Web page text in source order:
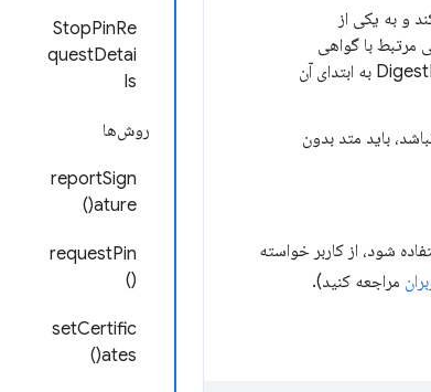
StopPinRe
questDetai
ls
روش‌ها
reportSign
ature()
requestPin
()
setCertific
ates()
و به یکی از
مرتبط با گواهی
ارجاع شده، امضایی برای داده‌های داده شده ایجاد کند. ایجاد امضا ممکن است نیاز به افزودن یک DigestInfo به ابتدای آن
باید متد بدون
شود، از کاربر خواسته
مراجعه کنید).